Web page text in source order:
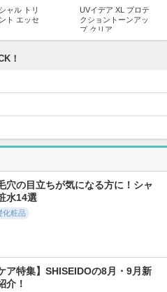
ャル トリ
ト エッセ
UVイデア XL プロテ
クショントーンアッ
プ クリア
ビルダー
化粧水・敏感肌用・
3688件
ミアム 薬
4.7
2096件
！
穴の目立ちが気になる方に！シャ
水14選
化粧品
ア特集】SHISEIDOの8月・9月新
介！